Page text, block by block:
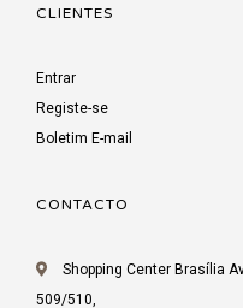
CLIENTES
Entrar
Registe-se
Boletim E-mail
CONTACTO
Shopping Center Brasília
509/510,